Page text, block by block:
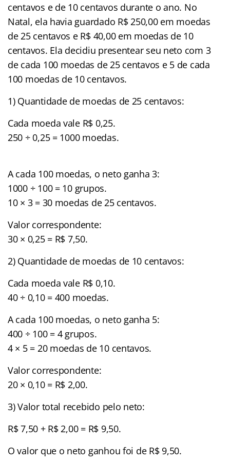
centavos e de 10 centavos durante o ano. No
Natal, ela havia guardado R$ 250,00 em moedas
de 25 centavos e R$ 40,00 em moedas de 10
centavos. Ela decidiu presentear seu neto com 3
de cada 100 moedas de 25 centavos e 5 de cada
100 moedas de 10 centavos.
1) Quantidade de moedas de 25 centavos:
Cada moeda vale R$ 0,25.
250 ÷ 0,25 = 1000 moedas.
A cada 100 moedas, o neto ganha 3:
1000 ÷ 100 = 10 grupos.
10 × 3 = 30 moedas de 25 centavos.
Valor correspondente:
30 × 0,25 = R$ 7,50.
2) Quantidade de moedas de 10 centavos:
Cada moeda vale R$ 0,10.
40 ÷ 0,10 = 400 moedas.
A cada 100 moedas, o neto ganha 5:
400 ÷ 100 = 4 grupos.
4 × 5 = 20 moedas de 10 centavos.
Valor correspondente:
20 × 0,10 = R$ 2,00.
3) Valor total recebido pelo neto:
R$ 7,50 + R$ 2,00 = R$ 9,50.
O valor que o neto ganhou foi de R$ 9,50.